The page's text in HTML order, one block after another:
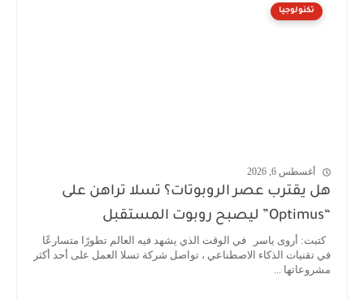
تكنولوجيا
أغسطس 6, 2026
هل يقترب عصر الروبوتات؟ تسلا تراهن على
“Optimus” ليصبح روبوت المستقبل
كتبت: أروى ياسر في الوقت الذي يشهد فيه العالم تطورًا متسارعًا
في تقنيات الذكاء الاصطناعي ، تواصل شركة تسلا العمل على أحد أكثر
مشروعاتها ...